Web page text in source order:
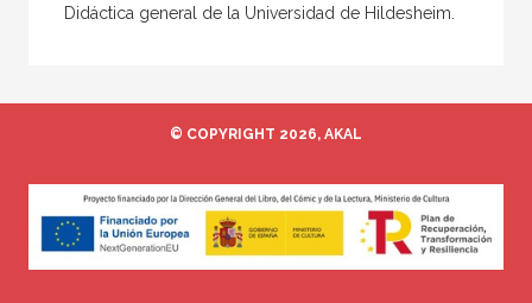
Editora
Escritora
Prologuista
Traductor
Didáctica general de la Universidad de Hildesheim.
© COPYRIGHT 2026, AKAL